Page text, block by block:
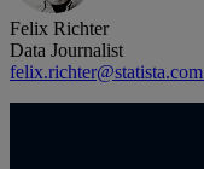
Felix Richter
Data Journalist
felix.richter@statista.com